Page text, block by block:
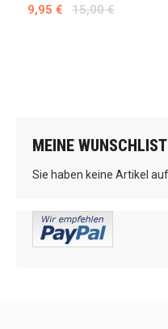
9,95 €
15,00 €
MEINE
Sie haben keine Artikel